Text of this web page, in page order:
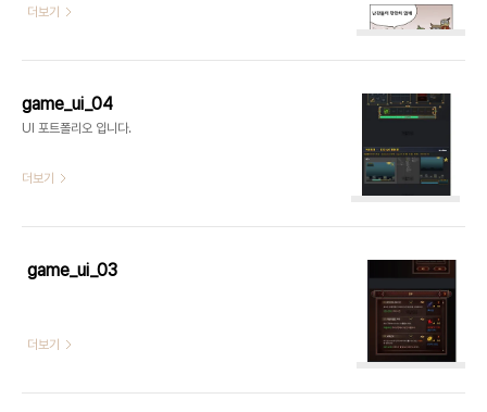
Save as와 같은 기능은 Save as a Copy 에서 사
훅 바꾸..
더보기
game_ui_04
UI 포트폴리오 입니다.
더보기
game_ui_03
더보기